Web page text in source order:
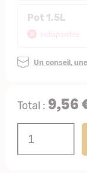
Pot 1.5L
Indisponible
Un conseil,
Total : 9,56